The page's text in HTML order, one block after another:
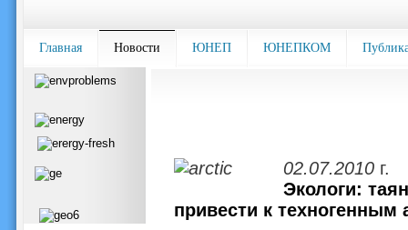
Главная Новости ЮНЕП ЮНЕПКОМ
02.07.2010г.
Экологи:
привести к техногенным